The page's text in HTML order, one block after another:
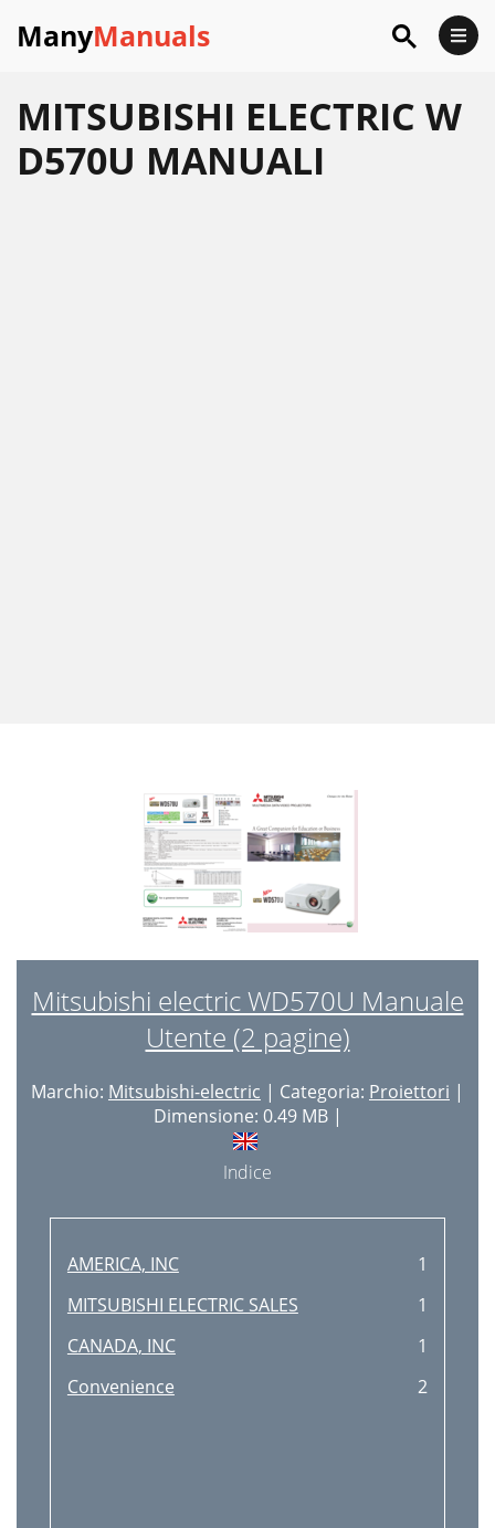
ManyManuals
MITSUBISHI ELECTRIC W
D570U MANUALI
Mitsubishi electric WD570U Manuale
Utente (2 pagine)
Marchio: Mitsubishi-electric | Categoria: Proiettori |
Dimensione: 0.49 MB |
Indice
AMERICA, INC
1
MITSUBISHI ELECTRIC SALES
1
CANADA, INC
1
Convenience
2